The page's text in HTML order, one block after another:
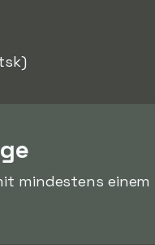
mindestens einem